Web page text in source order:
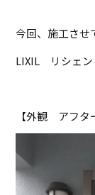
今回、施工させ
LIXIL リシェ
【外観 アフタ